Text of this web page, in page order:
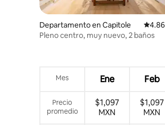
Departamento en Capitole
Pleno centro, muy nuevo, 2 baños
Mes Ene Feb
Precio
promedio
$1,097
MXN
$1,097
MXN